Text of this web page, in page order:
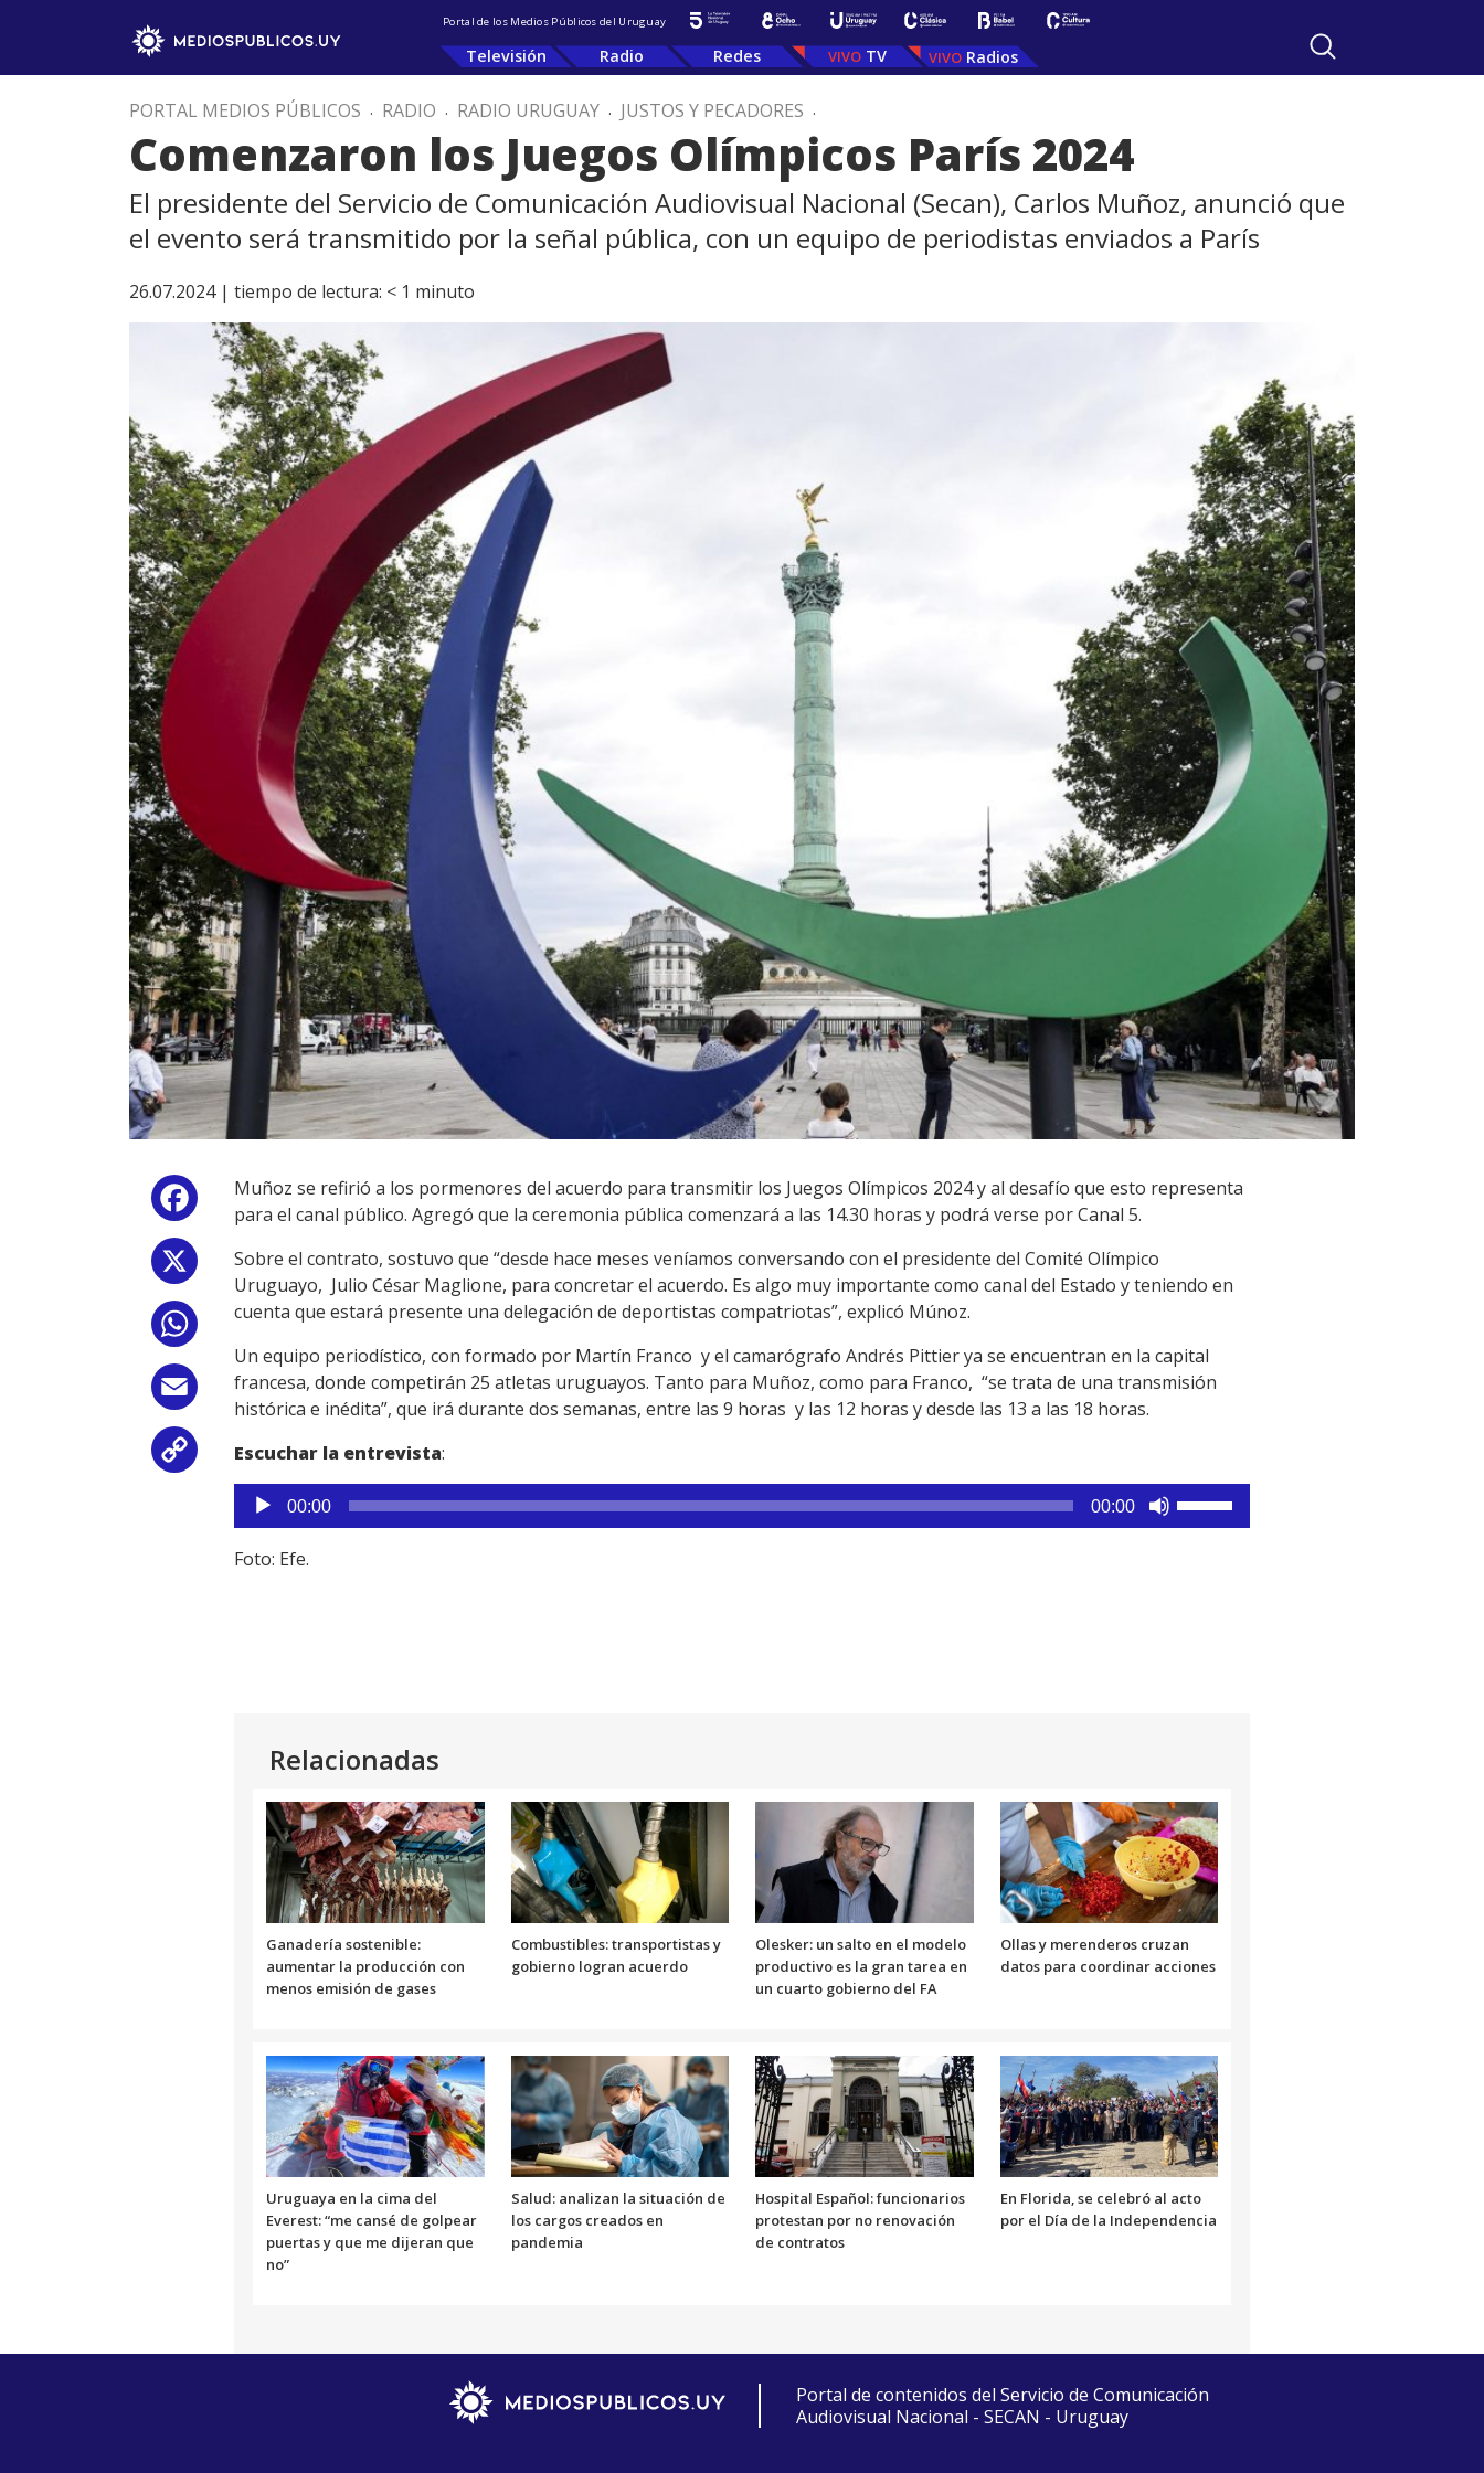
Portal de los Medios Públicos del Uruguay
Televisión Radio Redes TV Radios
PORTAL MEDIOS PÚBLICOS . RADIO . RADIO URUGUAY . JUSTOS Y PECADORES .
Comenzaron los Juegos Olímpicos París 2024
El presidente del Servicio de Comunicación Audiovisual Nacional (Secan), Carlos Muñoz, anunció que
el evento será transmitido por la señal pública, con un equipo de periodistas enviados a París
26.07.2024 | tiempo de lectura: < 1 minuto
Facebook
Email
Copy
Muñoz se refirió a los pormenores del acuerdo para transmitir los Juegos Olímpicos 2024 y al desafío que esto representa
para el canal público. Agregó que la ceremonia pública comenzará a las 14.30 horas y podrá verse por Canal 5.
Sobre el contrato, sostuvo que “desde hace meses veníamos conversando con el presidente del Comité Olímpico
Uruguayo, Julio César Maglione, para concretar el acuerdo. Es algo muy importante como canal del Estado y teniendo en
cuenta que estará presente una delegación de deportistas compatriotas”, explicó Múnoz.
Un equipo periodístico, con formado por Martín Franco y el camarógrafo Andrés Pittier ya se encuentran en la capital
francesa, donde competirán 25 atletas uruguayos. Tanto para Muñoz, como para Franco, “se trata de una transmisión
histórica e inédita”, que irá durante dos semanas, entre las 9 horas y las 12 horas y desde las 13 a las 18 horas.
Escuchar la entrevista:
Reproductor
de
audio
00:00 00:00
Foto: Efe.
Relacionadas
Ganadería sostenible:
aumentar la producción con
menos emisión de gases
Combustibles: transportistas y
gobierno logran acuerdo
Olesker: un salto en el modelo
productivo es la gran tarea en
un cuarto gobierno del FA
Ollas y merenderos cruzan
datos para coordinar acciones
Uruguaya en la cima del
Everest: “me cansé de golpear
puertas y que me dijeran que
no”
Salud: analizan la situación de
los cargos creados en
pandemia
Hospital Español: funcionarios
protestan por no renovación
de contratos
En Florida, se celebró al acto
por el Día de la Independencia
Portal de contenidos del Servicio de Comunicación
Audiovisual Nacional - SECAN - Uruguay